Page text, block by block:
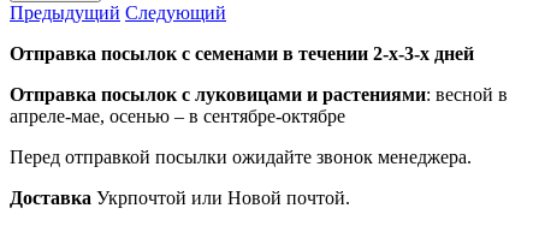
Предыдущий Следующий
Отправка посылок с семенами в течении 2-х-3-х дней
Отправка посылок с луковицами и растениями: весной в
апреле-мае, осенью – в сентябре-октябре
Перед отправкой посылки ожидайте звонок менеджера.
Доставка Укрпочтой или Новой почтой.